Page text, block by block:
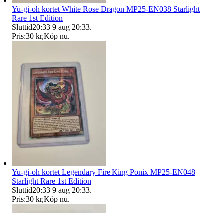
Yu-gi-oh kortet White Rose Dragon MP25-EN038 Starlight
Rare 1st Edition
Sluttid20:33 9 aug 20:33.
Pris:30 kr,Köp nu.
Yu-gi-oh kortet Legendary Fire King Ponix MP25-EN048
Starlight Rare 1st Edition
Sluttid20:33 9 aug 20:33.
Pris:30 kr,Köp nu.